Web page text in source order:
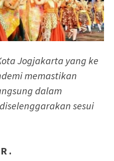
Jogjakarta yang ke
memastikan
dalam
sesui
.